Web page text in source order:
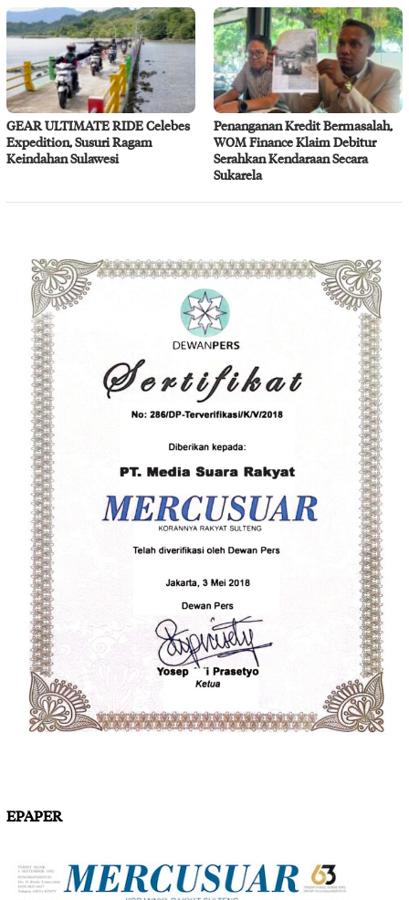
GEAR ULTIMATE RIDE Celebes
Expedition, Susuri Ragam
Keindahan Sulawesi
Penanganan Kredit Bermasalah,
WOM Finance Klaim Debitur
Serahkan Kendaraan Secara
Sukarela
EPAPER